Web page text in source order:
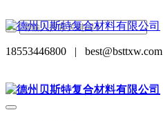
18553446800 | best@bsttxw.com